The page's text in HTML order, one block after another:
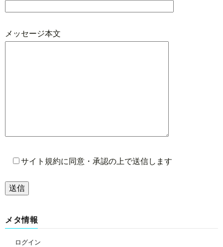
メッセージ本文
サイト規約に同意・承認の上で送信します
メタ情報
ログイン